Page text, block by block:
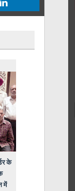
के
में